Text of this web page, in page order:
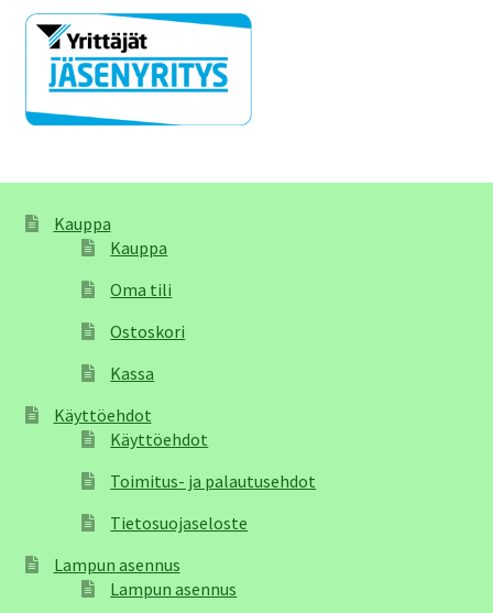
Kauppa
Kauppa
Oma tili
Ostoskori
Kassa
Käyttöehdot
Käyttöehdot
Toimitus- ja palautusehdot
Tietosuojaseloste
Lampun asennus
Lampun asennus